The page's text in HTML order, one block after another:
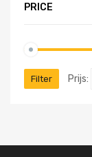
PRICE
Filter Prijs: